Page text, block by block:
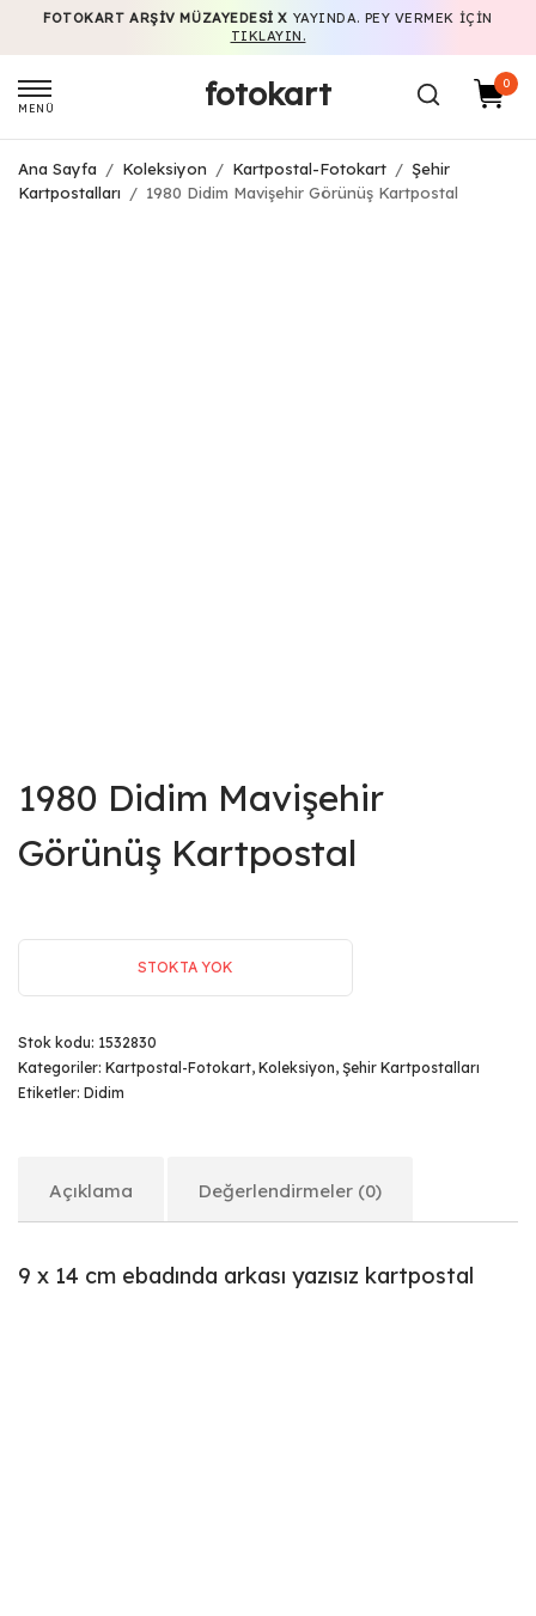
FOTOKART ARŞIV MÜZAYEDESI X YAYINDA. PEY VERMEK IÇIN
TIKLAYIN.
MENÜ fotokart 0
Ana Sayfa / Koleksiyon / Kartpostal-Fotokart / Şehir
Kartpostalları
/ 1980 Didim Mavişehir Görünüş Kartpostal
1980 Didim Mavişehir
Görünüş Kartpostal
STOKTA YOK
Stok kodu: 1532830
Kategoriler: Kartpostal-Fotokart, Koleksiyon, Şehir Kartpostalları
Etiketler: Didim
Açıklama Değerlendirmeler (0)
9 x 14 cm ebadında arkası yazısız kartpostal